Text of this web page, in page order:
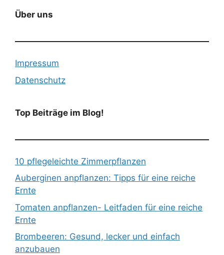
Über uns
Impressum
Datenschutz
Top Beiträge im Blog!
10 pflegeleichte Zimmerpflanzen
Auberginen anpflanzen: Tipps für eine reiche
Ernte
Tomaten anpflanzen- Leitfaden für eine reiche
Ernte
Brombeeren: Gesund, lecker und einfach
anzubauen